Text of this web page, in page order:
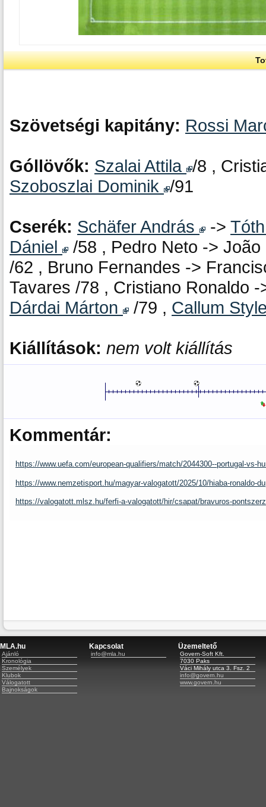
Szövetségi kapitány: Rossi
Góllövők: Szalai Attila /8 ,
Szoboszlai Dominik /91
Cserék: Schäfer András ->
Dániel
/58 , Pedro Neto ->
/62 , Bruno Fernandes ->
Tavares /78 , Cristiano Ronaldo
Dárdai Márton
/79 , Callum
Kiállítások: nem volt kiállítás
Kommentár:
https://www.uefa.com/european-qualifiers/match/2044300--portugal-vs-
https://www.nemzetisport.hu/magyar-valogatott/2025/10/hiaba-ronaldo-
https://valogatott.mlsz.hu/ferfi-a-valogatott/hir/csapat/bravuros-
MLA.hu
Ajánló
Kronológia
Személyek
Klubok
Válogatott
Bajnokságok
Kapcsolat
info@mla.hu
Üzemeltető
Govern-Soft Kft.
7030 Paks
Váci Mihály utca 3. Fsz. 2
info@govern.hu
www.govern.hu